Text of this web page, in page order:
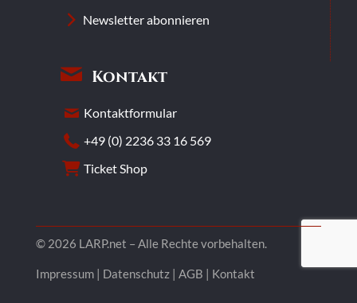
Newsletter abonnieren
Kontakt
Kontaktformular
+49 (0) 2236 33 16 569
Ticket Shop
© 2026 LARP.net – Alle Rechte vorbehalten.
Impressum | Datenschutz | AGB | Kontakt